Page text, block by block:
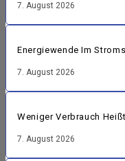
7. August 2026
Energiewende Im
7. August 2026
Weniger Verbrauch
7. August 2026